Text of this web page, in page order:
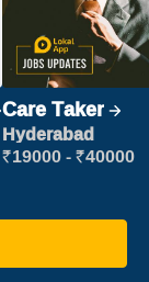
Care Taker
Hyderabad
₹19000 - ₹40000